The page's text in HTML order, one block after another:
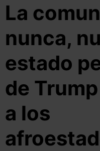
La
nunca,
estado
de
a los